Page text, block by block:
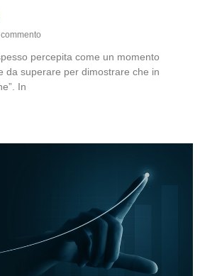
percepita come un momento
da superare per dimostrare che in
In